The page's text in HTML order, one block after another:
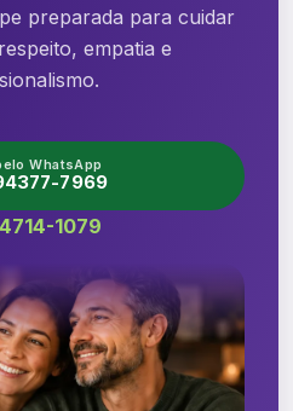
preparada para cuidar
empatia e
WhatsApp
7969
1079